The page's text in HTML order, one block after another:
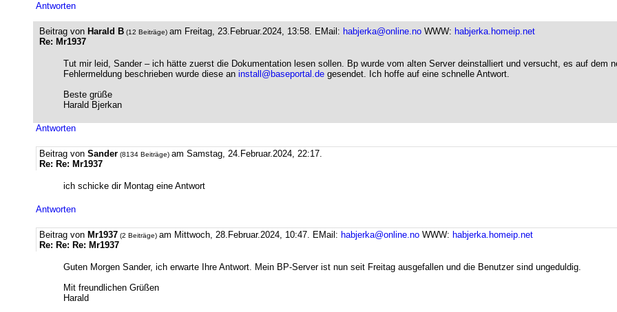
Antworten
Beitrag von Harald B (12 Beiträge) am Freitag, 23.Februar.2024, 13:58. EMail: habjerka@online.no WWW: habjerka.homeip.net
Re: Mr1937
Tut mir leid, Sander – ich hätte zuerst die Dokumentation lesen sollen. Bp wurde vom alten Server deinstalliert und versucht, es auf dem
Fehlermeldung beschrieben wurde diese an install@baseportal.de gesendet. Ich hoffe auf eine schnelle Antwort.
Beste grüße
Harald Bjerkan
Antworten
Beitrag von Sander (8134 Beiträge) am Samstag, 24.Februar.2024, 22:17.
Re: Re: Mr1937
ich schicke dir Montag eine Antwort
Antworten
Beitrag von Mr1937 (2 Beiträge) am Mittwoch, 28.Februar.2024, 10:47. EMail: habjerka@online.no WWW: habjerka.homeip.net
Re: Re: Re: Mr1937
Guten Morgen Sander, ich erwarte Ihre Antwort. Mein BP-Server ist nun seit Freitag ausgefallen und die Benutzer sind ungeduldig.
Mit freundlichen Grüßen
Harald